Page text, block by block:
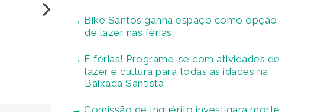
Bike Santos ganha espaço como opção
de lazer nas férias
É férias! Programe-se com atividades de
lazer e cultura para todas as idades na
Baixada Santista
Comissão de Inquérito investigará morte